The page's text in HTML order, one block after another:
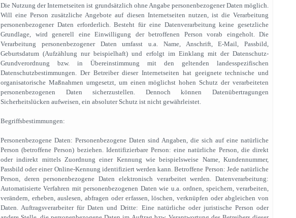
Die Nutzung der Internetseiten ist grundsätzlich ohne Angabe personenbezogener Daten möglich.
Will eine Person zusätzliche Angebote auf diesen Internetseiten nutzen, ist die Verarbeitung
personenbezogener Daten erforderlich. Besteht für eine Datenverarbeitung keine gesetzliche
Grundlage, wird generell eine Einwilligung der betroffenen Person vorab eingeholt. Die
Verarbeitung personenbezogener Daten umfasst u.a. Name, Anschrift, E-Mail, Passbild,
Geburtsdatum (Aufzählung nur beispielhaft) und erfolgt im Einklang mit der Datenschutz-
Grundverordnung bzw. in Übereinstimmung mit den geltenden landesspezifischen
Datenschutzbestimmungen. Der Betreiber dieser Internetseiten hat geeignete technische und
organisatorische Maßnahmen umgesetzt, um einen möglichst hohen Schutz der verarbeiteten
personenbezogenen Daten sicherzustellen. Dennoch können Datenübertragungen
Sicherheitslücken aufweisen, ein absoluter Schutz ist nicht gewährleistet.
Begriffsbestimmungen:
Personenbezogene Daten: Personenbezogene Daten sind Angaben, die sich auf eine natürliche
Person (betroffene Person) beziehen. Identifizierbare Person: eine natürliche Person, die direkt
oder indirekt mittels Zuordnung einer Kennung wie beispielsweise Name, Kundennummer,
Passbild oder einer Online-Kennung identifiziert werden kann. Betroffene Person: Jede natürliche
Person, deren personenbezogene Daten elektronisch verarbeitet werden. Datenverarbeitung:
Automatisierte Verfahren mit personenbezogenen Daten wie u.a. ordnen, speichern, verarbeiten,
verändern, erheben, auslesen, abfragen oder erfassen, löschen, verknüpfen oder abgleichen von
Daten. Auftragsverarbeiter für Daten und Dritte: Eine natürliche oder juristische Person oder